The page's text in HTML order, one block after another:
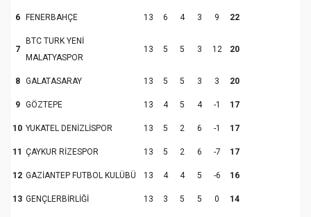
6 FENERBAHÇE 13 6 4 3 9 22
7
BTC TURK YENİ
MALATYASPOR
13 5 5 3 12 20
8 GALATASARAY 13 5 5 3 3 20
9 GÖZTEPE 13 4 5 4 -1 17
10 YUKATEL DENİZLİSPOR 13 5 2 6 -1 17
11 ÇAYKUR RİZESPOR 13 5 2 6 -7 17
12 GAZİANTEP FUTBOL KULÜBÜ 13 4 4 5 -6 16
13 GENÇLERBİRLİĞİ 13 3 5 5 0 14